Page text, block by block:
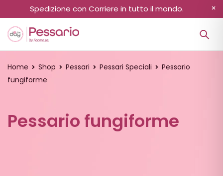
Spedizione con Corriere in tutto il mondo.
Home Shop Pessari Pessari Speciali
Pessario
fungiforme
Pessario fungiforme